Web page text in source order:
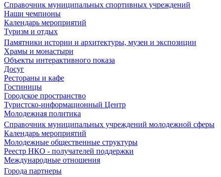
Справочник муниципальных спортивных учреждений
Наши чемпионы
Календарь мероприятий
Туризм и отдых
Памятники истории и архитектуры, музеи и экспозиции
Храмы и монастыри
Объекты интерактивного показа
Досуг
Рестораны и кафе
Гостиницы
Городское пространство
Туристско-информационный Центр
Молодежная политика
Справочник муниципальных учреждений молодежной сферы
Календарь мероприятий
Молодежные общественные структуры
Реестр НКО - получателей поддержки
Международные отношения
Города партнеры